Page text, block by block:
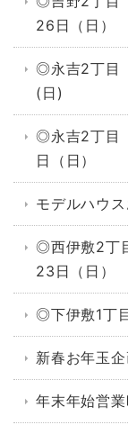
26日（日）
◎永吉2丁目
(日)
◎永吉2丁目
日（日）
モデルハウ
◎西伊敷2丁
23日（日）
◎下伊敷1丁
新春お年玉
年末年始営